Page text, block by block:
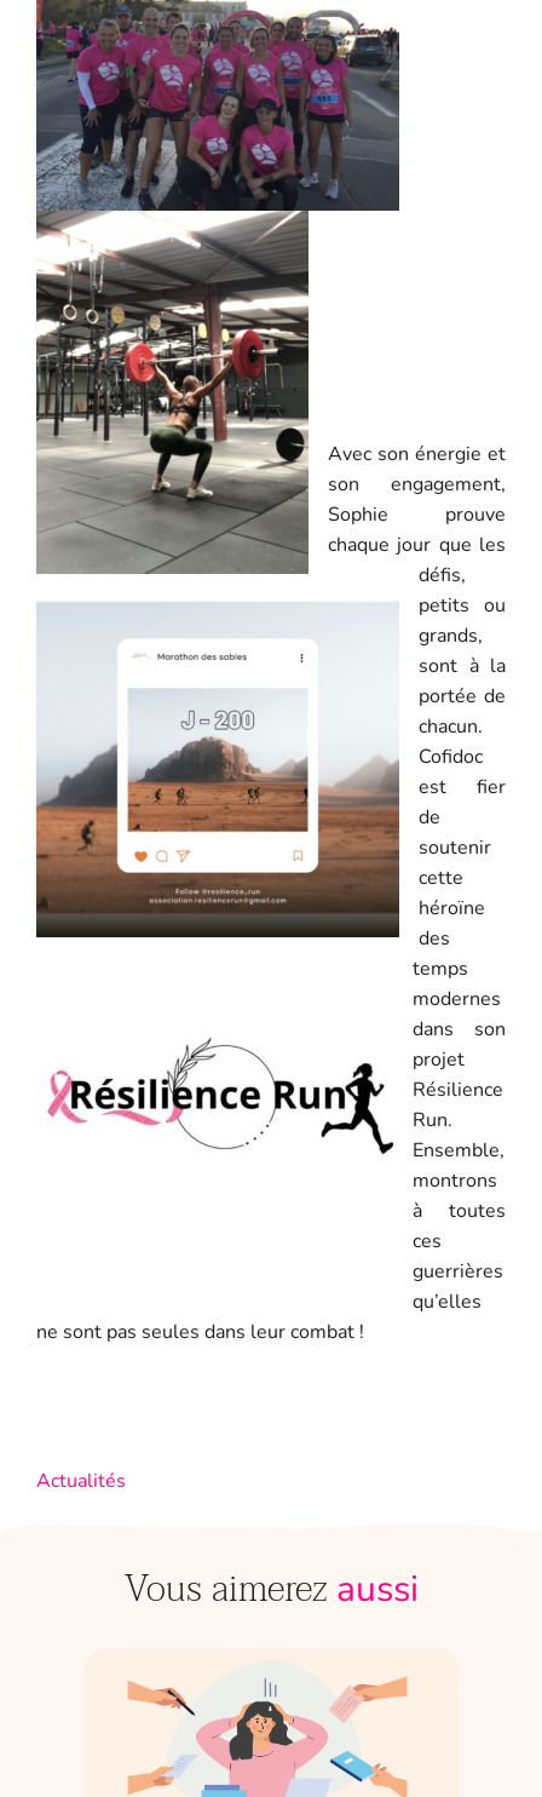
Avec son énergie et
son engagement,
Sophie prouve
chaque jour que les
défis,
petits ou
grands,
sont à la
portée de
chacun.
Cofidoc
est fier
de
soutenir
cette
héroïne
des
temps
modernes
dans son
projet
Résilience
Run.
Ensemble,
montrons
à toutes
ces
guerrières
qu’elles
ne sont pas seules dans leur combat !
Actualités
Vous aimerez aussi